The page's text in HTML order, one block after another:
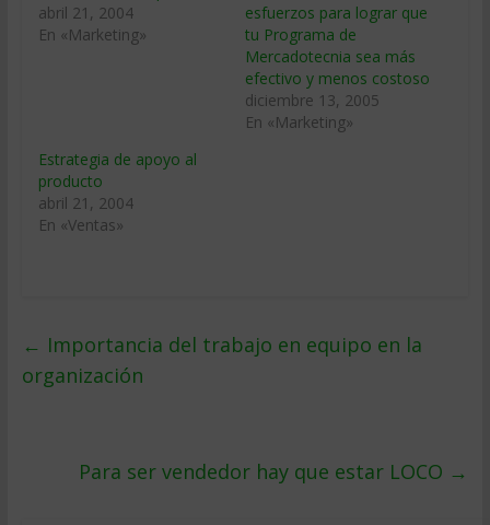
abril 21, 2004
En «Marketing»
esfuerzos para lograr que
tu Programa de
Mercadotecnia sea más
efectivo y menos costoso
diciembre 13, 2005
En «Marketing»
Estrategia de apoyo al
producto
abril 21, 2004
En «Ventas»
← Importancia del trabajo en equipo en la
organización
Para ser vendedor hay que estar LOCO →